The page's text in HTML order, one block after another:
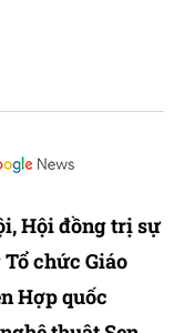
Hội đồng trị sự
chức Giáo
Hợp quốc